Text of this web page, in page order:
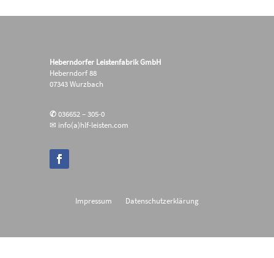
Heberndorfer Leistenfabrik GmbH
Heberndorf 88
07343 Wurzbach
✆036652 – 305-0
✉ info(a)hlf-leisten.com
Impressum Datenschutzerklärung